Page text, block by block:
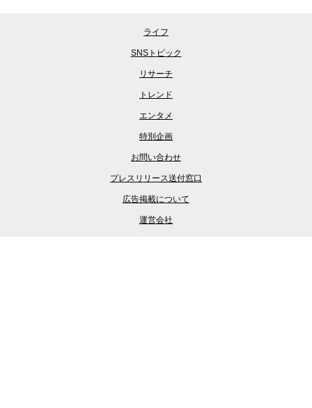
ライフ
SNSトピック
リサーチ
トレンド
エンタメ
特別企画
お問い合わせ
プレスリリース送付窓口
広告掲載について
運営会社